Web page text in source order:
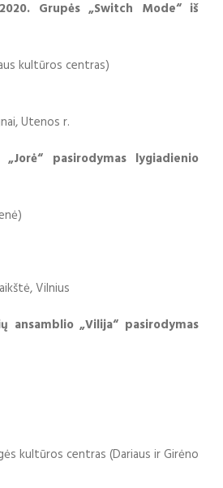
Grupės „Switch Mode“ iš
kultūros centras)
Utenos r.
pasirodymas lygiadienio
Vilnius
ansamblio „Vilija“ pasirodymas
kultūros centras (Dariaus ir Girėno